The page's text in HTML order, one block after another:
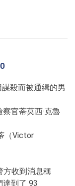
殺而被通緝的男
官蒂莫西·克魯
（Victor
方收到消息稱
到了 93